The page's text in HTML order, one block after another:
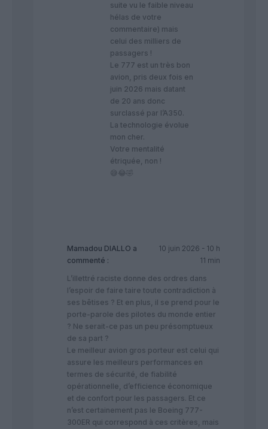
suite vu le faible niveau
hélas de votre
commentaire) mais
celui des milliers de
passagers !
Le 777 est un très bon
avion, pris deux fois en
juin 2026 mais datant
de 20 ans donc
surclassé par l’A350.
La technologie évolue
mon cher.
Votre mentalité
étriquée, non !
😅😂🤣
Mamadou DIALLO a
commenté :
10 juin 2026 - 10 h
11 min
L’illettré raciste donne des ordres dans
l’espoir de faire taire toute contradiction à
ses bêtises ? Et en plus, il se prend pour le
porte-parole des pilotes du monde entier
? Ne serait-ce pas un peu présomptueux
de sa part ?
Le meilleur avion gros porteur est celui qui
assure les meilleurs performances en
termes de sécurité, de fiabilité
opérationnelle, d’efficience économique
et de confort pour les passagers. Et ce
n’est certainement pas le Boeing 777-
300ER qui correspond à ces critères, mais